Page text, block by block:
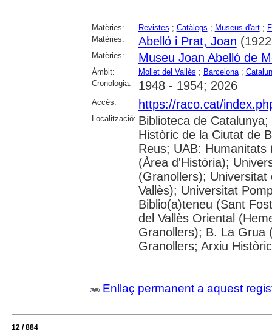
Matèries: Revistes ; Catàlegs ; Museus d'art;
Matèries:
Abelló i Prat, Joan
Matèries: Museu Joan Abelló de
Àmbit: Mollet del Vallès ; Barcelona;
Cronologia:
1948 - 1954; 2026
Accés: https://raco.cat/
Localització: Biblioteca de
Històric de la Ciutat de
Reus; UAB:
(Àrea d'Història);
(Granollers);
Vallès); Universitat
Biblio(a)teneu (Sant
del Vallès Oriental
Granollers); B. La Grua
Granollers; Arxiu
Enllaç permanent a aquest
12 / 884